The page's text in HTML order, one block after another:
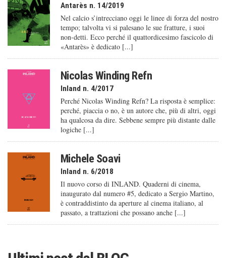
Antarès n. 14/2019
Nel calcio s’intrecciano oggi le linee di forza del nostro
tempo; talvolta vi si palesano le sue fratture, i suoi
non-detti. Ecco perché il quattordicesimo fascicolo di
«Antarès» è dedicato [...]
Nicolas Winding Refn
Inland n. 4/2017
Perché Nicolas Winding Refn? La risposta è semplice:
perché, piaccia o no, è un autore che, più di altri, oggi
ha qualcosa da dire. Sebbene sempre più distante dalle
logiche [...]
Michele Soavi
Inland n. 6/2018
Il nuovo corso di INLAND. Quaderni di cinema,
inaugurato dal numero #5, dedicato a Sergio Martino,
è contraddistinto da aperture al cinema italiano, al
passato, a trattazioni che possano anche [...]